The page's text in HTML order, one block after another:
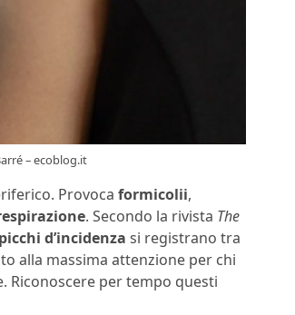
– ecoblog.it
Provoca formicolii,
. Secondo la rivista The
picchi d’incidenza si registrano tra
alla massima attenzione per chi
Riconoscere per tempo questi